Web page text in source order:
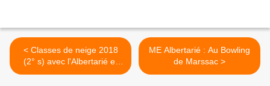
< Classes de neige 2018
(2° s) avec l'Albertarié et
Victor Hugo
ME Albertarié : Au Bowling
de Marssac >